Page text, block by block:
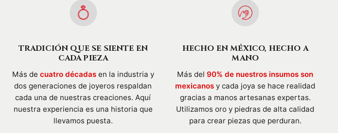
TRADICIÓN QUE SE SIENTE EN
CADA PIEZA
Más de cuatro décadasen la industria y
dos generaciones de joyeros respaldan
cada una de nuestras creaciones. Aquí
nuestra experiencia es una historia que
llevamos puesta.
HECHO EN MÉXICO, HECHO A
MANO
Más del90% de nuestros insumos son
mexicanos y cada joya se hace realidad
gracias a manos artesanas expertas.
Utilizamos oro y piedras de alta calidad
para crear piezas que perduran.